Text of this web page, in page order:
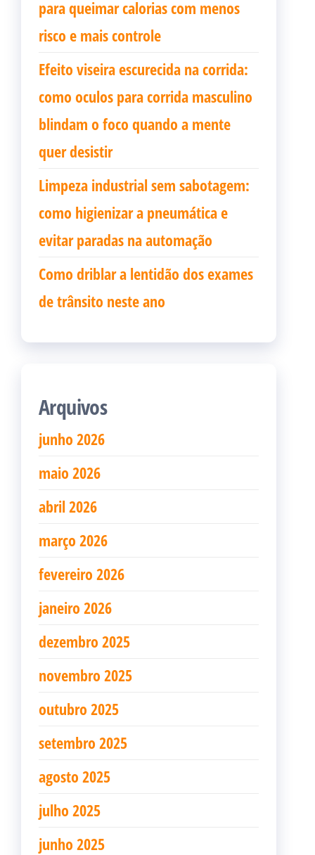
para queimar calorias com menos
risco e mais controle
Efeito viseira escurecida na corrida:
como oculos para corrida masculino
blindam o foco quando a mente
quer desistir
Limpeza industrial sem sabotagem:
como higienizar a pneumática e
evitar paradas na automação
Como driblar a lentidão dos exames
de trânsito neste ano
Arquivos
junho 2026
maio 2026
abril 2026
março 2026
fevereiro 2026
janeiro 2026
dezembro 2025
novembro 2025
outubro 2025
setembro 2025
agosto 2025
julho 2025
junho 2025